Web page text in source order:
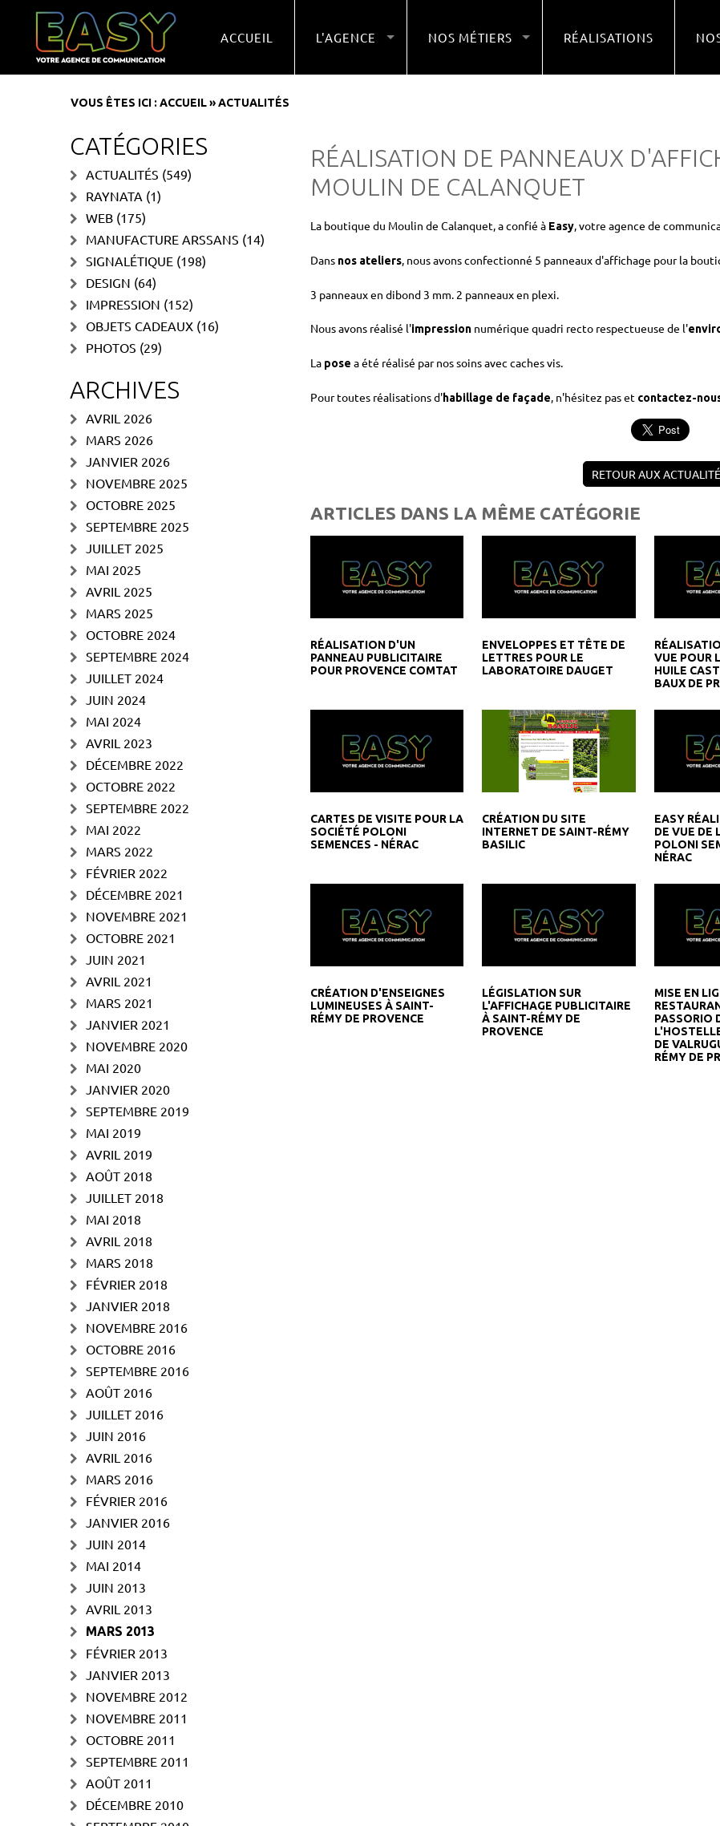
ACCUEIL L'AGENCE NOS MÉTIERS RÉALISATIONS
VOUS ÊTES ICI : ACCUEIL»ACTUALITÉS
RÉALISATION DE PANNEAUX
MOULIN DE CALANQUET
La boutique du Moulin de Calanquet, a confié à Easy, votre agence de
Dans nos ateliers, nous avons confectionné 5 panneaux d'affichage pour la
3 panneaux en dibond 3 mm. 2 panneaux en plexi.
Nous avons réalisé l'impression numérique quadri recto respectueuse de l'
La pose a été réalisé par nos soins avec caches vis.
Pour toutes réalisations d'habillage de façade, n'hésitez pas et contactez-
RETOUR AUX
ARTICLES DANS LA MÊME CATÉGORIE
RÉALISATION D'UN
PANNEAU PUBLICITAIRE
POUR PROVENCE COMTAT
ENVELOPPES ET TÊTE DE
LETTRES POUR LE
LABORATOIRE DAUGET
VUE POUR
HUILE
BAUX DE
CARTES DE VISITE POUR LA
SOCIÉTÉ POLONI
SEMENCES - NÉRAC
CRÉATION DU SITE
INTERNET DE SAINT-RÉMY
BASILIC
EASY
DE VUE DE
POLONI
NÉRAC
CRÉATION D'ENSEIGNES
LUMINEUSES À SAINT-
RÉMY DE PROVENCE
LÉGISLATION SUR
L'AFFICHAGE PUBLICITAIRE
À SAINT-RÉMY DE
PROVENCE
MISE EN
PASSORIO
DE
RÉMY DE
CATÉGORIES
ACTUALITÉS (549)
RAYNATA (1)
WEB (175)
MANUFACTURE ARSSANS (14)
SIGNALÉTIQUE (198)
DESIGN (64)
IMPRESSION (152)
OBJETS CADEAUX (16)
PHOTOS (29)
ARCHIVES
AVRIL 2026
MARS 2026
JANVIER 2026
NOVEMBRE 2025
OCTOBRE 2025
SEPTEMBRE 2025
JUILLET 2025
MAI 2025
AVRIL 2025
MARS 2025
OCTOBRE 2024
SEPTEMBRE 2024
JUILLET 2024
JUIN 2024
MAI 2024
AVRIL 2023
DÉCEMBRE 2022
OCTOBRE 2022
SEPTEMBRE 2022
MAI 2022
MARS 2022
FÉVRIER 2022
DÉCEMBRE 2021
NOVEMBRE 2021
OCTOBRE 2021
JUIN 2021
AVRIL 2021
MARS 2021
JANVIER 2021
NOVEMBRE 2020
MAI 2020
JANVIER 2020
SEPTEMBRE 2019
MAI 2019
AVRIL 2019
AOÛT 2018
JUILLET 2018
MAI 2018
AVRIL 2018
MARS 2018
FÉVRIER 2018
JANVIER 2018
NOVEMBRE 2016
OCTOBRE 2016
SEPTEMBRE 2016
AOÛT 2016
JUILLET 2016
JUIN 2016
AVRIL 2016
MARS 2016
FÉVRIER 2016
JANVIER 2016
JUIN 2014
MAI 2014
JUIN 2013
AVRIL 2013
MARS 2013
FÉVRIER 2013
JANVIER 2013
NOVEMBRE 2012
NOVEMBRE 2011
OCTOBRE 2011
SEPTEMBRE 2011
AOÛT 2011
DÉCEMBRE 2010